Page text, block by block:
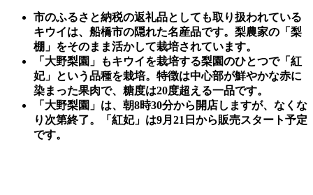
市のふるさと納税の返礼品としても取り扱われている
キウイは、船橋市の隠れた名産品です。梨農家の「梨
棚」をそのまま活かして栽培されています。
「大野梨園」もキウイを栽培する梨園のひとつで「紅
妃」という品種を栽培。特徴は中心部が鮮やかな赤に
染まった果肉で、糖度は20度超える一品です。
「大野梨園」は、朝8時30分から開店しますが、なくな
り次第終了。「紅妃」は9月21日から販売スタート予定
です。